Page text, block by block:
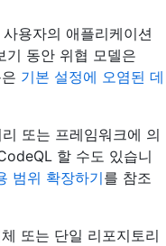
용자의 애플리케이션
기 동안 위협 모델은
기본 설정에 오염된 데
또는 프레임워크에 의
할 수도 있습니
범위 확장하기를 참조
또는 단일 리포지토리